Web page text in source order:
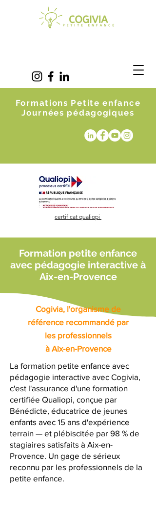
Formations Petite enfance
Journées pédagogiques
certificat qualiopi
Formation petite enfance
avec pédagogie interactive à
Aix-en-Provence
Cogivia, l'organisme de
référence recommandé par
les professionnels
à Aix-en-Provence
La formation petite enfance avec
pédagogie interactive avec Cogivia,
c'est l'assurance d'une formation
certifiée Qualiopi, conçue par
Bénédicte, éducatrice de jeunes
enfants avec 15 ans d'expérience
terrain — et plébiscitée par 98 % de
stagiaires satisfaits à Aix-en-
Provence. Un gage de sérieux
reconnu par les professionnels de la
petite enfance.